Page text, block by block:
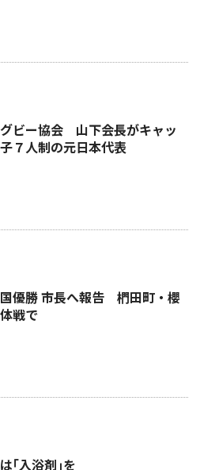
ビー協会 山下会長がキャッ
７人制の元日本代表
優勝 市長へ報告 椚田町・櫻
戦で
｢入浴剤｣を